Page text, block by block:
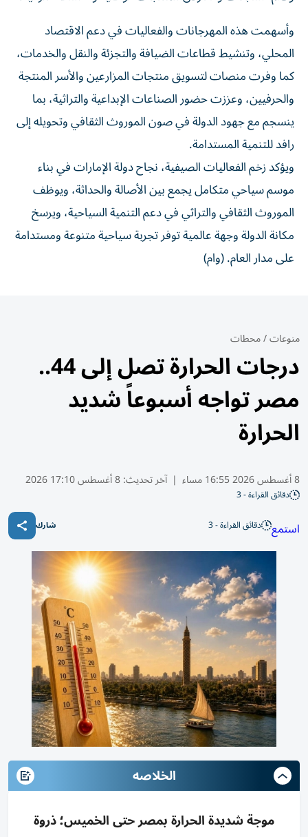
وأسهمت هذه المهرجانات والفعاليات في دعم الاقتصاد
المحلي، وتنشيط قطاعات الضيافة والتجزئة والنقل والخدمات،
كما وفرت منصات لتسويق منتجات المزارعين والأسر المنتجة
والحرفيين، وعززت حضور الصناعات الإبداعية والتراثية، بما
ينسجم مع جهود الدولة في صون الموروث الثقافي وتحويله إلى
رافد للتنمية المستدامة.
ويؤكد زخم الفعاليات الصيفية، نجاح دولة الإمارات في بناء
موسم سياحي متكامل يجمع بين الأصالة والحداثة، ويوظف
الموروث الثقافي والتراثي في دعم التنمية السياحية، ويرسخ
مكانة الدولة وجهة عالمية توفر تجربة سياحية متنوعة ومستدامة
على مدار العام. (وام)
منوعات/محطات
درجات الحرارة تصل إلى 44..
مصر تواجه أسبوعاً شديد
الحرارة
8 أغسطس 2026 16:55 مساء | آخر تحديث:8 أغسطس 17:10 2026
دقائق القراءة - 3
استمع دقائق القراءة - 3 شارك
الخلاصه
موجة شديدة الحرارة بمصر حتى الخميس؛ ذروة